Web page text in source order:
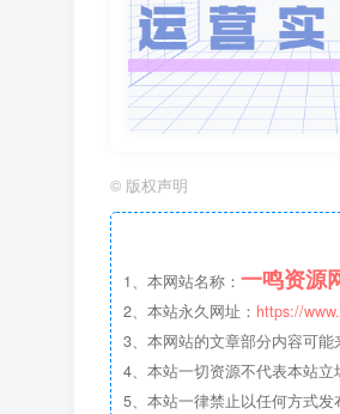
© 版权声明
1、本网站名称： 一鸣资源
2、本站永久网址： https://
3、本网站的文章部分内容可能
4、本站一切资源不代表本站立
5、本站一律禁止以任何方式